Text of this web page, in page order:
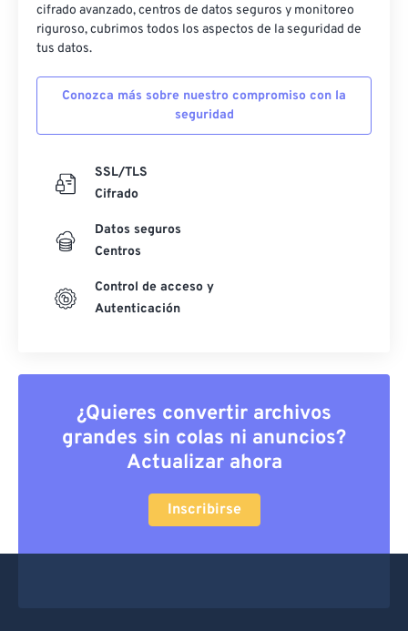
cifrado avanzado, centros de datos seguros y monitoreo
riguroso, cubrimos todos los aspectos de la seguridad de
tus datos.
Conozca más sobre nuestro compromiso con la
seguridad
SSL/TLS
Cifrado
Datos seguros
Centros
Control de acceso y
Autenticación
¿Quieres convertir archivos
grandes sin colas ni anuncios?
Actualizar ahora
Inscribirse